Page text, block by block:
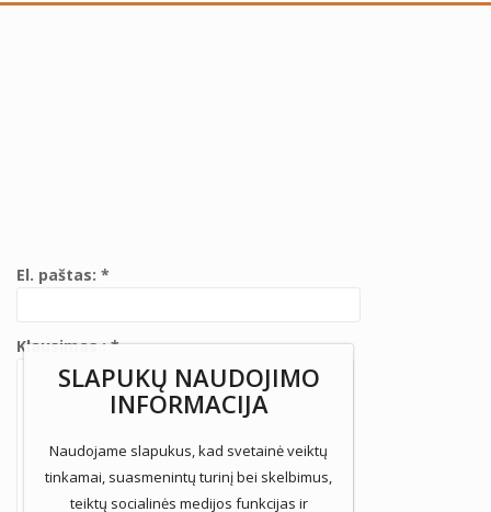
El. paštas: *
Klausimas : *
SLAPUKŲ NAUDOJIMO
INFORMACIJA
Naudojame slapukus, kad svetainė veiktų
tinkamai, suasmenintų turinį bei skelbimus,
teiktų socialinės medijos funkcijas ir